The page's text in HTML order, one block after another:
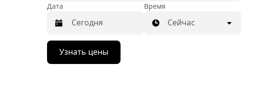
Дата
Нажмите
стрелку
вниз,
Время
Сейчас
Узнать цены